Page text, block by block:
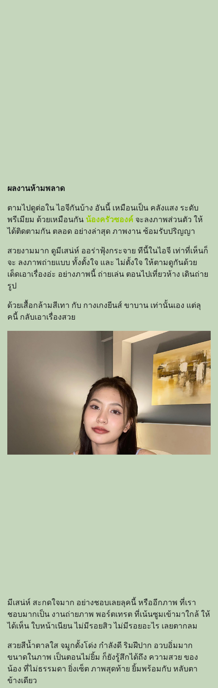
ผลงานห้ามพลาด
ตามไปดูต่อใน ไอจีกันบ้าง อันนี้ เหมือนเป็น คลังแสง ระดับ
พรีเมียม ด้วยเหมือนกัน น้องครัวซองค์ จะลงภาพส่วนตัว ให้
ได้ติดตามกัน ตลอด อย่างล่าสุด ภาพงาน ซ้อมรับปริญญา
สวยงามมาก ดูมีเสน่ห์ ออร่าฟุ้งกระจาย ทีนี้ในไอจี เท่าที่เห็นก็
จะ ลงภาพถ่ายแบบ ทั้งตั้งใจ และ ไม่ตั้งใจ ให้ตามดูกันด้วย
เด็ดเอาเรื่องอ่ะ อย่างภาพนี้ ถ่ายเล่น ตอนไปเที่ยวห้าง เดินถ่าย
รูป
ด้วยเสื้อกล้ามสีเทา กับ กางเกงยีนส์ ขาบาน เท่านั้นเอง แต่ลุ
คนี้ กลับเอาเรื่องสวย
มีเสน่ห์ สะกดใจมาก อย่างชอบเลยลุคนี้ หรืออีกภาพ ที่เรา
ชอบมากเป็น งานถ่ายภาพ พอร์ตเทรต ที่เน้นซูมเข้ามาใกล้ ให้
ได้เห็น ใบหน้าเนียน ไม่มีรอยสิว ไม่มีรอยอะไร เลยตากลม
สวยสีน้ำตาลใส จมูกดั้งโด่ง กำลังดี ริมฝีปาก อวบอิ่มมาก
ขนาดในภาพ เป็นตอนไม่ยิ้ม ก็ยังรู้สึกได้ถึง ความสวย ของ
น้อง ที่ไม่ธรรมดา ยิ่งเซ็ต ภาพสุดท้าย ยิ้มพร้อมกับ หลับตา
ข้างเดียว